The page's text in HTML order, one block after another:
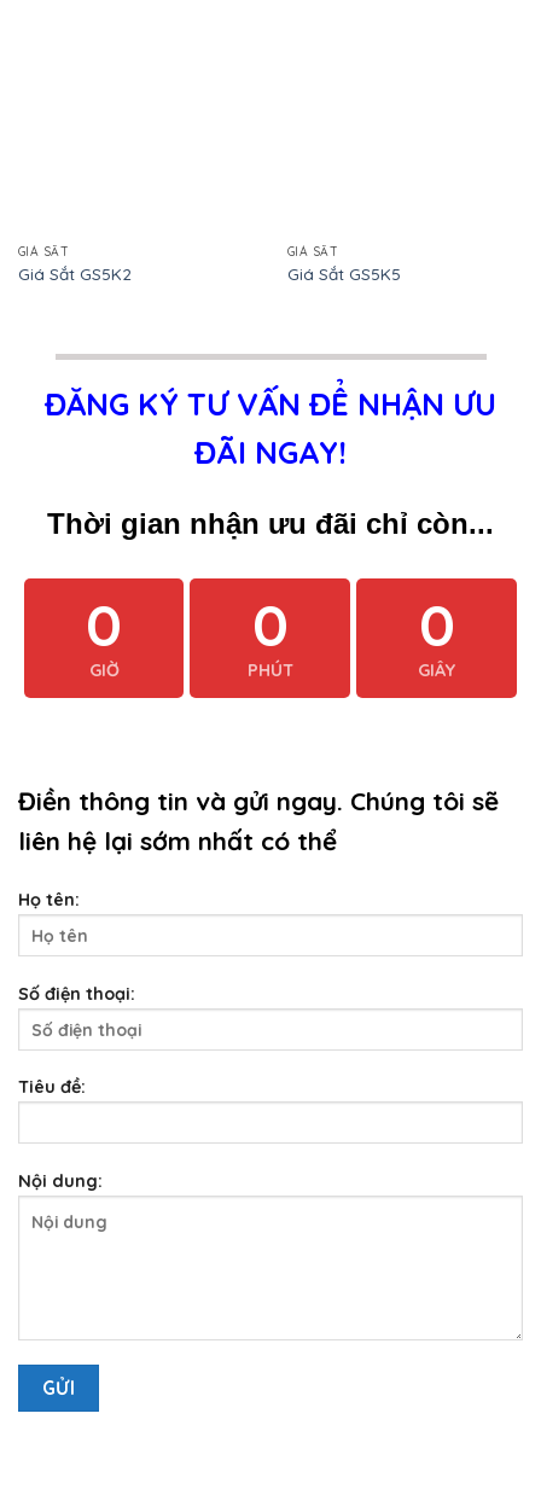
GIÁ SẮT
Giá Sắt GS5K2
GIÁ SẮT
Giá Sắt GS5K5
ĐĂNG KÝ TƯ VẤN ĐỂ NHẬN ƯU
ĐÃI NGAY!
Thời gian nhận ưu đãi chỉ còn...
0
GIỜ
0
PHÚT
0
GIÂY
Điền thông tin và gửi ngay. Chúng tôi sẽ
liên hệ lại sớm nhất có thể
Họ tên:
Số điện thoại:
Tiêu đề:
Nội dung: